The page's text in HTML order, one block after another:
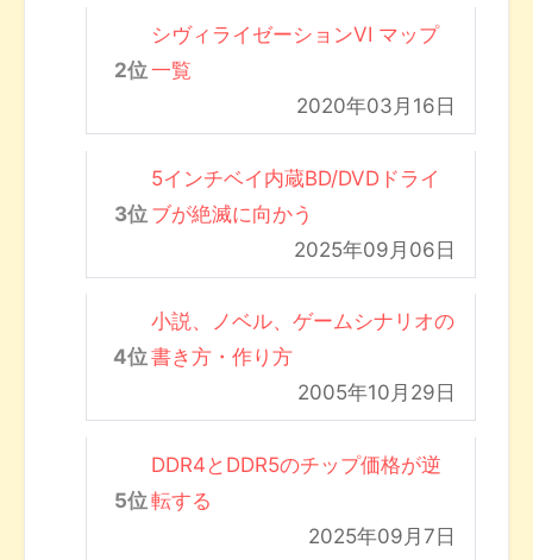
シヴィライゼーションVI マップ
一覧
2020年03月16日
5インチベイ内蔵BD/DVDドライ
ブが絶滅に向かう
2025年09月06日
小説、ノベル、ゲームシナリオの
書き方・作り方
2005年10月29日
DDR4とDDR5のチップ価格が逆
転する
2025年09月7日